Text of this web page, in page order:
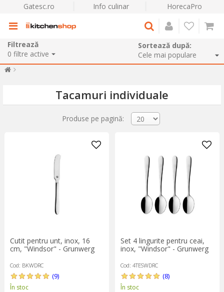
Gatesc.ro Info culinar HorecaPro
Filtrează
0 filtre active
Sortează după:
Tacamuri individuale
Produse pe pagină:
Cutit pentru unt, inox, 16
cm, "Windsor" - Grunwerg
Cod: BKWDRC
(9)
În stoc
Set 4 lingurite pentru ceai,
inox, "Windsor" - Grunwerg
Cod: 4TESWDRC
(8)
În stoc